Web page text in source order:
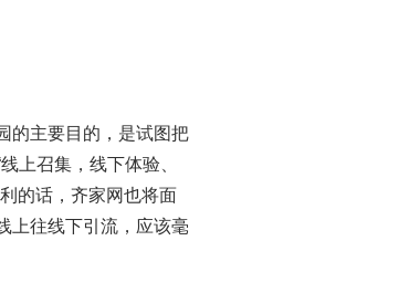
的主要目的，是试图把
上召集，线下体验、
的话，齐家网也将面
上往线下引流，应该毫